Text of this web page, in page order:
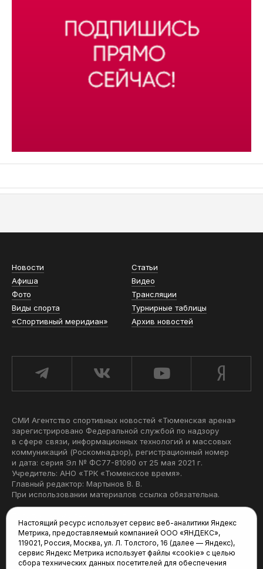
Новости
Статьи
Афиша
Видео
Фото
Трансляции
Виды спорта
Турнирные таблицы
«Спортивный меридиан»
Архив новостей
СМИ Агентство спортивных новостей «Тюменская арена»
зарегистрировано Федеральной службой по надзору
в сфере связи, информационных технологий и массовых
коммуникаций (Роскомнадзор), регистрационный номер
и дата: серия Эл № ФС77-81090 от 25 мая 2021 г.
Учредитель: АНО «ТРК «Тюменское время».
Главный редактор: Мартынов В. В.
При использовании материалов ссылка обязательна.
Редакция:
625035, Тюмень, пр. Геологоразведчиков, 28А
(3452) 68-22-28
Настоящий ресурс использует сервис веб-аналитики Яндекс
Метрика, предоставляемый компанией ООО «ЯНДЕКС»,
119021, Россия, Москва, ул. Л. Толстого, 16 (далее — Яндекс),
сервис Яндекс Метрика использует файлы «cookie» с целью
сбора технических данных посетителей для обеспечения